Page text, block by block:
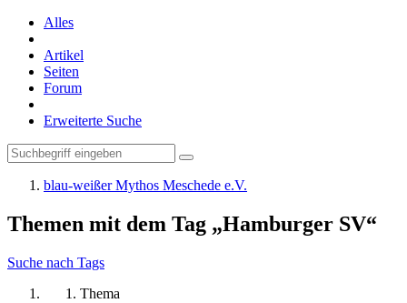
Alles
Artikel
Seiten
Forum
Erweiterte Suche
blau-weißer Mythos Meschede e.V.
Themen mit dem Tag „Hamburger SV“
Suche nach Tags
Thema